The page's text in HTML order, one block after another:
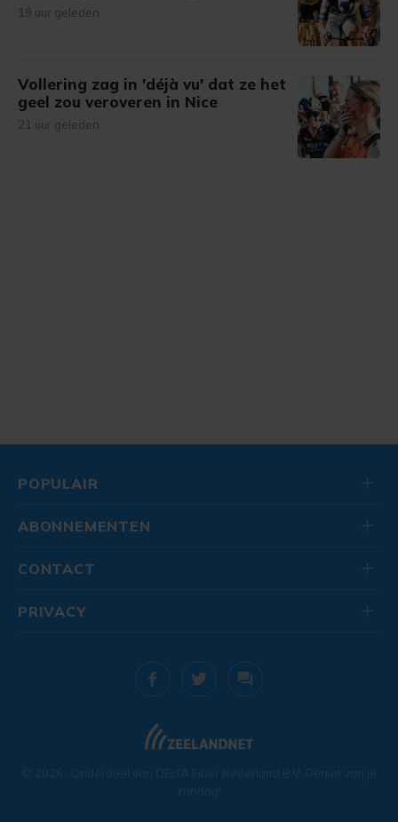
19 uur geleden
Vollering zag in 'déjà vu' dat ze het
geel zou veroveren in Nice
21 uur geleden
POPULAIR
ABONNEMENTEN
CONTACT
© 2026 . Onderdeel van DELTA Fiber Nederland B.V. Geniet van je
zondag!
PRIVACY